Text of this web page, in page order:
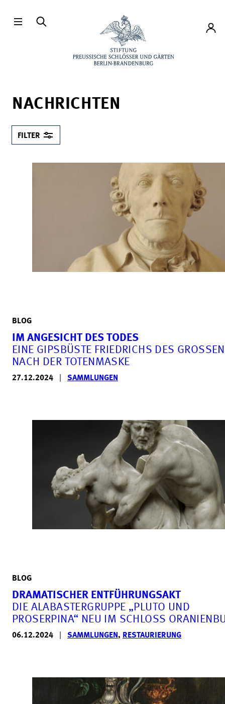
Konto
NACHRICHTEN
FILTER
BLOG
IM ANGESICHT DES TODES
EINE GIPSBÜSTE FRIEDRICHS DES GROSSEN N
ACH DER TOTENMASKE
27.12.2024 SAMMLUNGEN
BLOG
DRAMATISCHER ENTFÜHRUNGSAKT
DIE ALABASTERGRUPPE „PLUTO UND
PROSERPINA“ NEU IM SCHLOSS
06.12.2024 SAMMLUNGEN, RESTAURIERUNG